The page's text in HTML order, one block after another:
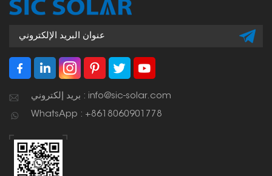
بريد إلكتروني : info@sic-solar.com
WhatsApp : +8618060901778